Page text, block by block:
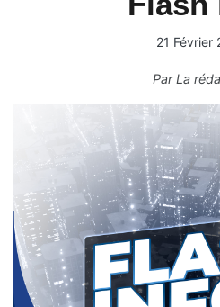
21 Février
ParLa